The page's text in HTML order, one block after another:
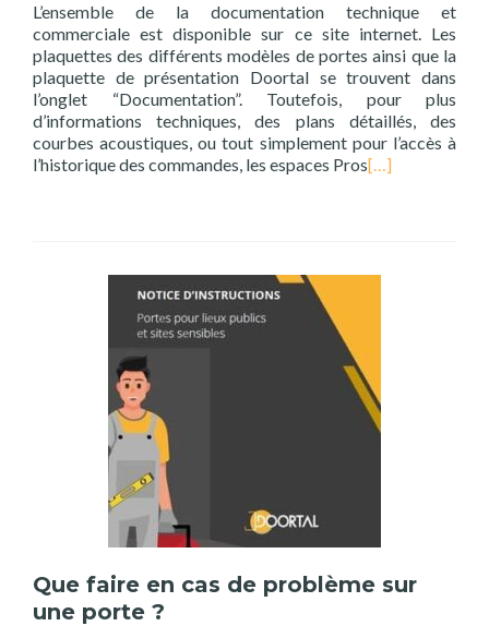
L’ensemble de la documentation technique et
commerciale est disponible sur ce site internet. Les
plaquettes des différents modèles de portes ainsi que la
plaquette de présentation Doortal se trouvent dans
l’onglet “Documentation”. Toutefois, pour plus
d’informations techniques, des plans détaillés, des
courbes acoustiques, ou tout simplement pour l’accès à
l’historique des commandes, les espaces Pros[…]
Que faire en cas de problème sur
une porte ?